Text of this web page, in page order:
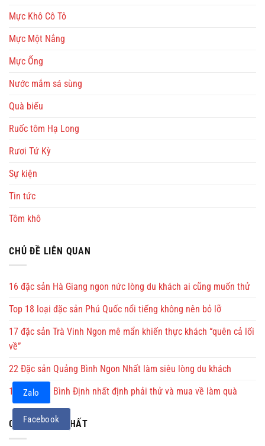
Mực Khô Cô Tô
Mực Một Nắng
Mực Ống
Nước mắm sá sùng
Quà biếu
Ruốc tôm Hạ Long
Rươi Tứ Kỳ
Sự kiện
Tin tức
Tôm khô
CHỦ ĐỀ LIÊN QUAN
16 đặc sản Hà Giang ngon nức lòng du khách ai cũng muốn thử
Top 18 loại đặc sản Phú Quốc nổi tiếng không nên bỏ lỡ
17 đặc sản Trà Vinh Ngon mê mẩn khiến thực khách “quên cả lối
về”
22 Đặc sản Quảng Bình Ngon Nhất làm siêu lòng du khách
15 Đặc sản Bình Định nhất định phải thử và mua về làm quà
CHỦ ĐỀ MỚI NHẤT
Zalo
Facebook